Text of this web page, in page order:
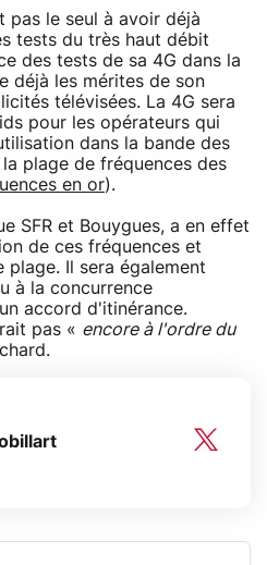
pas le seul à avoir déjà
tests du très haut débit
des tests de sa 4G dans la
déjà les mérites de son
télévisées. La 4G sera
pour les opérateurs qui
dans la bande des
plage de fréquences des
en or).
SFR et Bouygues, a en effet
de ces fréquences et
Il sera également
à la concurrence
accord d'itinérance.
pas « encore à l'ordre du